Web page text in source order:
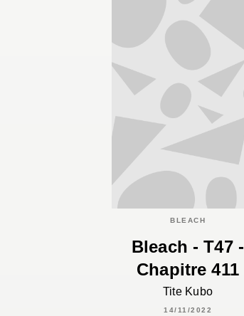
BLEACH
Bleach - T47 -
Chapitre 411
Tite Kubo
14/11/2022